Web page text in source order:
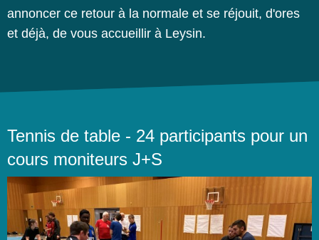
annoncer ce retour à la normale et se réjouit, d'ores
et déjà, de vous accueillir à Leysin.
Tennis de table - 24 participants pour un
cours moniteurs J+S